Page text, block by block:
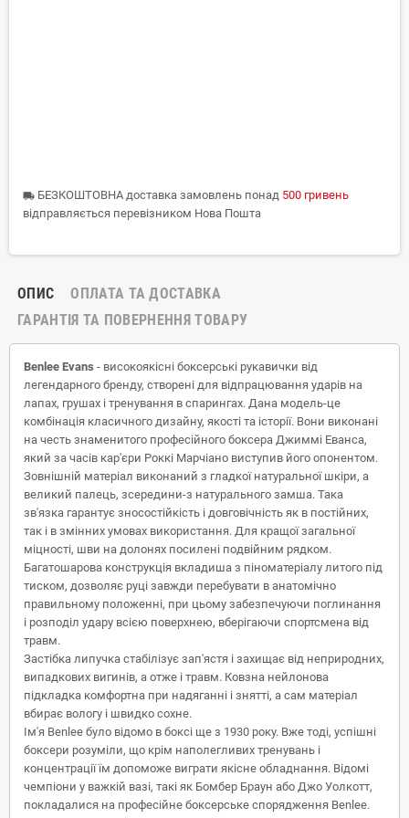
local_shipping БЕЗКОШТОВНА доставка замовлень понад 500 гривень
відправляється перевізником Нова Пошта
ОПИС
ОПЛАТА ТА ДОСТАВКА
ГАРАНТІЯ ТА ПОВЕРНЕННЯ ТОВАРУ
Benlee Evans - високоякісні боксерські рукавички від
легендарного бренду, створені для відпрацювання ударів на
лапах, грушах і тренування в спарингах. Дана модель-це
комбінація класичного дизайну, якості та історії. Вони виконані
на честь знаменитого професійного боксера Джиммі Еванса,
який за часів кар'єри Роккі Марчіано виступив його опонентом.
Зовнішній матеріал виконаний з гладкої натуральної шкіри, а
великий палець, зсередини-з натурального замша. Така
зв'язка гарантує зносостійкість і довговічність як в постійних,
так і в змінних умовах використання. Для кращої загальної
міцності, шви на долонях посилені подвійним рядком.
Багатошарова конструкція вкладиша з піноматеріалу литого під
тиском, дозволяє руці завжди перебувати в анатомічно
правильному положенні, при цьому забезпечуючи поглинання
і розподіл удару всією поверхнею, вберігаючи спортсмена від
травм.
Застібка липучка стабілізує зап'ястя і захищає від неприродних,
випадкових вигинів, а отже і травм. Ковзна нейлонова
підкладка комфортна при надяганні і знятті, а сам матеріал
вбирає вологу і швидко сохне.
Ім'я Benlee було відомо в боксі ще з 1930 року. Вже тоді, успішні
боксери розуміли, що крім наполегливих тренувань і
концентрації їм допоможе виграти якісне обладнання. Відомі
чемпіони у важкій вазі, такі як Бомбер Браун або Джо Уолкотт,
покладалися на професійне боксерське спорядження Benlee.